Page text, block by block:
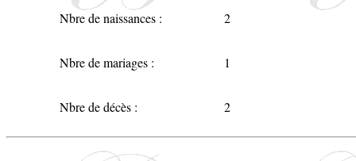
Nbre de naissances : 2
Nbre de mariages : 1
Nbre de décès : 2